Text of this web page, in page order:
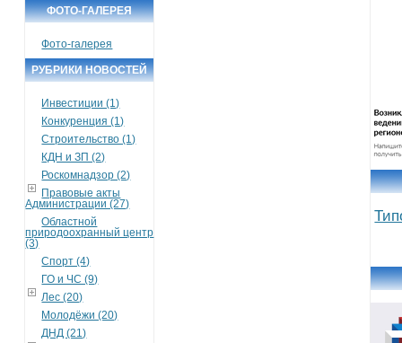
ФОТО-ГАЛЕРЕЯ
Фото-галерея
РУБРИКИ НОВОСТЕЙ
Инвестиции (1)
Конкуренция (1)
Строительство (1)
КДН и ЗП (2)
Роскомнадзор (2)
Правовые акты
Администрации (27)
Областной
природоохранный центр
(3)
Спорт (4)
ГО и ЧС (9)
Лес (20)
Молодёжи (20)
ДНД (21)